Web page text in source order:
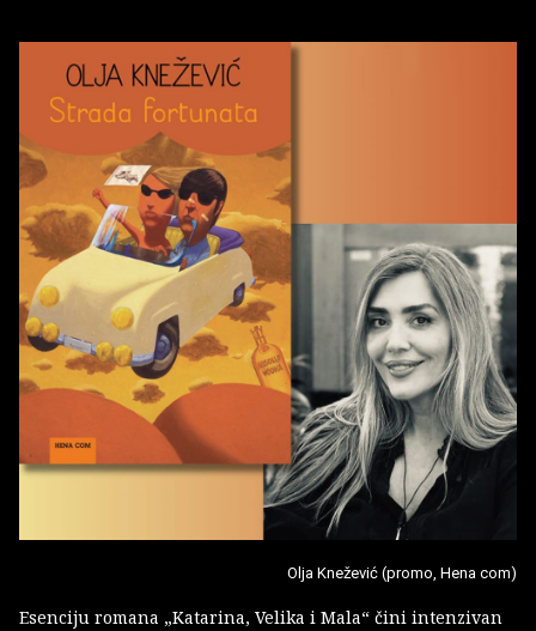
Olja Knežević (promo, Hena com)
Esenciju romana „Katarina, Velika i Mala“ čini intenzivan